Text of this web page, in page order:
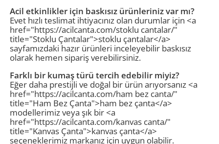
Acil etkinlikler için baskısız ürünleriniz var mı?
Evet hızlı teslimat ihtiyacınız olan durumlar için <a
href="https://acilcanta.com/stoklu cantalar/"
title="Stoklu Çantalar">stoklu çantalar</a>
sayfamızdaki hazır ürünleri inceleyebilir baskısız
olarak hemen sipariş verebilirsiniz.
Farklı bir kumaş türü tercih edebilir miyiz?
Eğer daha prestijli ve doğal bir ürün arıyorsanız <a
href="https://acilcanta.com/ham bez canta/"
title="Ham Bez Çanta">ham bez çanta</a>
modellerimiz veya şık bir <a
href="https://acilcanta.com/kanvas canta/"
title="Kanvas Çanta">kanvas çanta</a>
seçeneklerimiz markanız için uygun olabilir.